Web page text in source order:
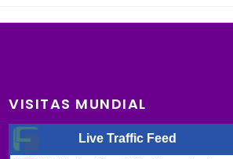
VISITAS MUNDIAL
Live Traffic Feed